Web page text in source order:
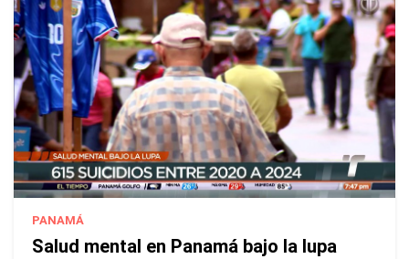
PANAMÁ
Salud mental en Panamá bajo la lupa